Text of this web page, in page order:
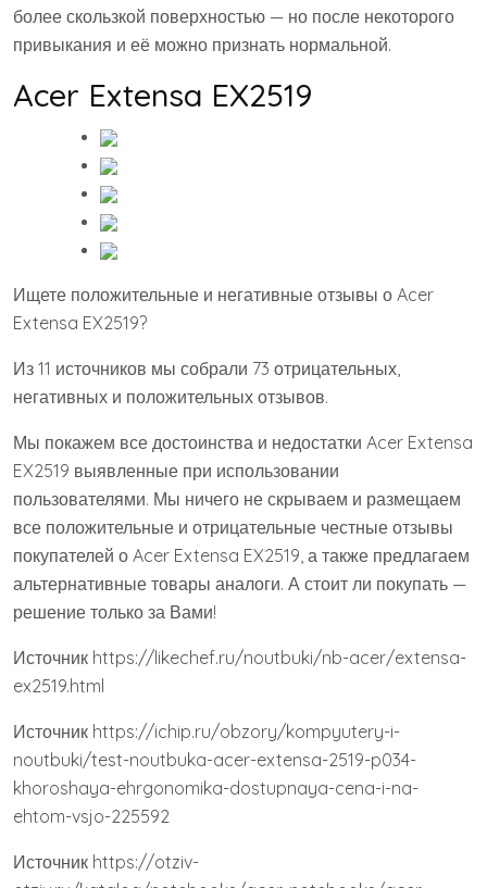
более скользкой поверхностью — но после некоторого
привыкания и её можно признать нормальной.
Acer Extensa EX2519
Ищете положительные и негативные отзывы о Acer
Extensa EX2519?
Из 11 источников мы собрали 73 отрицательных,
негативных и положительных отзывов.
Мы покажем все достоинства и недостатки Acer Extensa
EX2519 выявленные при использовании
пользователями. Мы ничего не скрываем и размещаем
все положительные и отрицательные честные отзывы
покупателей о Acer Extensa EX2519, а также предлагаем
альтернативные товары аналоги. А стоит ли покупать —
решение только за Вами!
Источник https://likechef.ru/noutbuki/nb-acer/extensa-
ex2519.html
Источник https://ichip.ru/obzory/kompyutery-i-
noutbuki/test-noutbuka-acer-extensa-2519-p034-
khoroshaya-ehrgonomika-dostupnaya-cena-i-na-
ehtom-vsjo-225592
Источник https://otziv-